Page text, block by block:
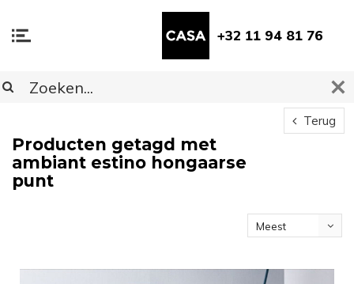
+32 11 94 81 76
Terug
Producten getagd met
ambiant estino hongaarse
punt
Meest